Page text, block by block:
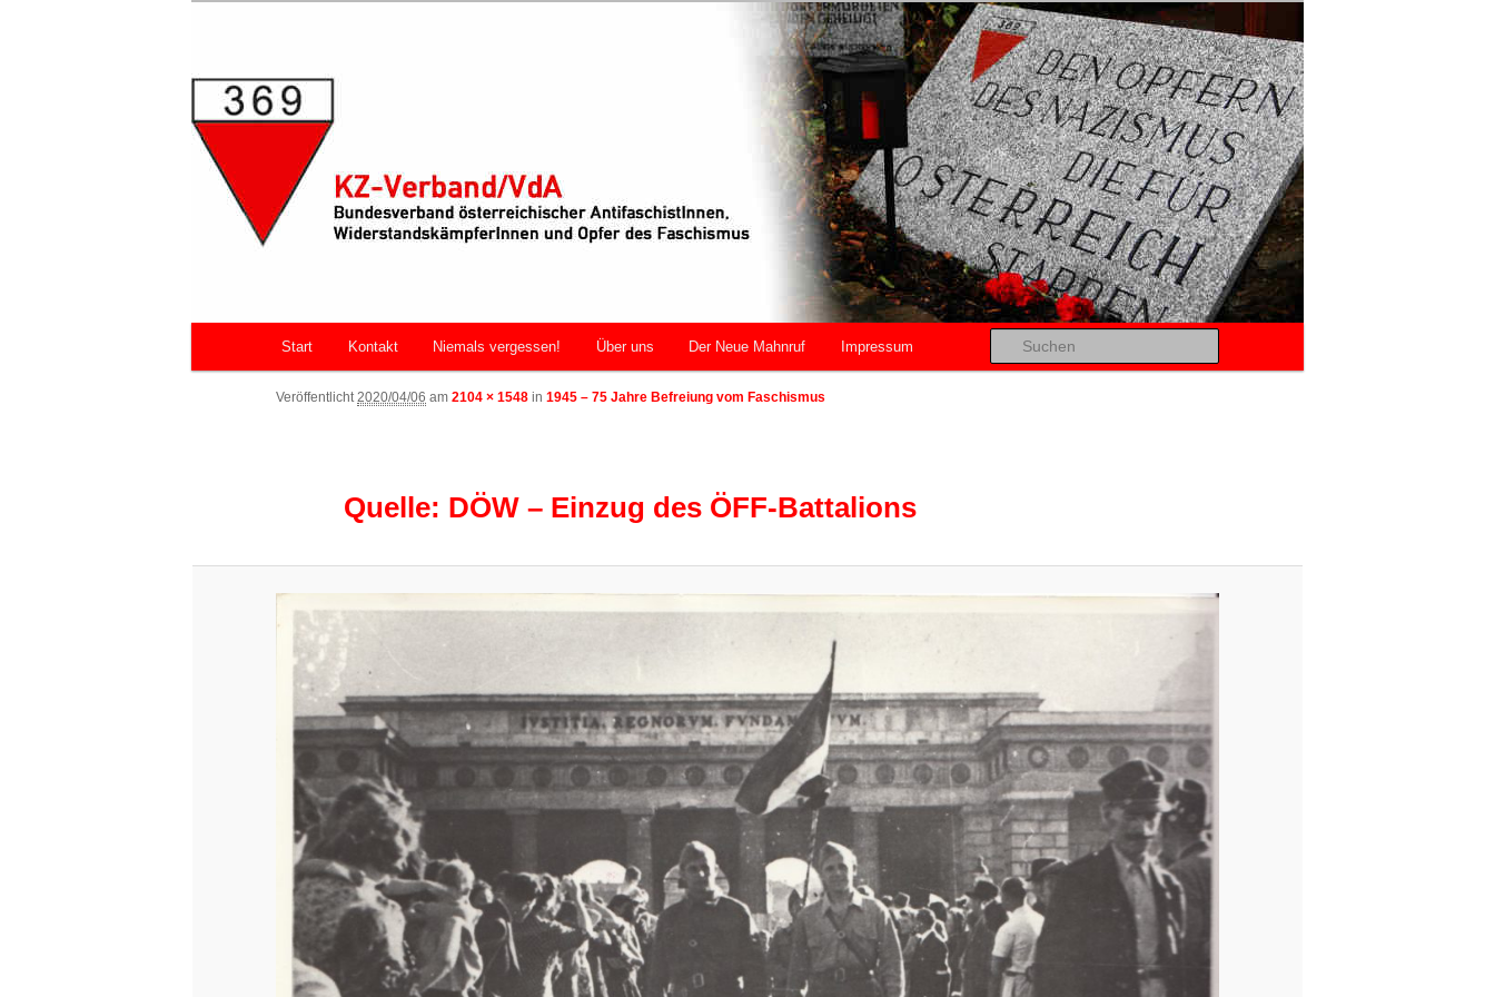
KZ-Verband/VdA
Bundesverband österreichischer AntifaschistInnen, WiderstandskämpferInnen und Opfer des
Start Kontakt Niemals vergessen! Über uns Der Neue Mahnruf Impressum
Quelle: DÖW – Einzug des ÖFF-Battalions
Veröffentlicht2020/04/06 am 2104 × 1548 in 1945 – 75 Jahre Befreiung vom Faschismus